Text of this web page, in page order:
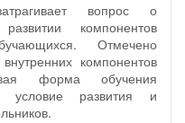
вопрос о
компонентов
Отмечено
компонентов
форма обучения
условие развития и